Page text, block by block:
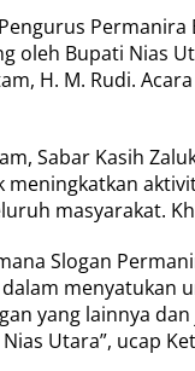
Permanira
oleh Bupati Nias
H. M. Rudi.
, Sabar Kasih
masyarakat.
Slogan
menyatukan
yang lainnya
Utara”, ucap